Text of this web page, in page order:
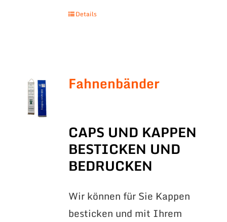
Details
Fahnenbänder
CAPS UND KAPPEN
BESTICKEN UND
BEDRUCKEN
Wir können für Sie Kappen
besticken und mit Ihrem